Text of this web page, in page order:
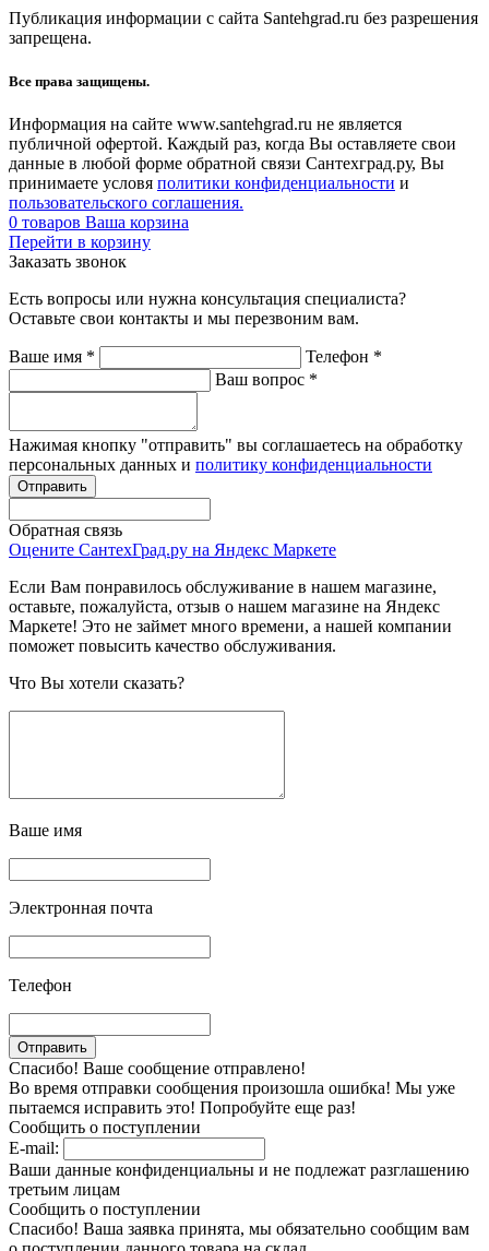
Публикация информации с сайта Santehgrad.ru без разрешения
запрещена.
Все права защищены.
Информация на сайте www.santehgrad.ru не является
публичной офертой. Каждый раз, когда Вы оставляете свои
данные в любой форме обратной связи Сантехград.ру, Вы
принимаете условя политики конфиденциальности и
пользовательского соглашения.
0 товаров Ваша корзина
Перейти в корзину
Заказать звонок
Есть вопросы или нужна консультация специалиста?
Оставьте свои контакты и мы перезвоним вам.
Ваше имя * Телефон *
Ваш вопрос *
Нажимая кнопку "отправить" вы соглашаетесь на обработку
персональных данных и политику конфиденциальности
Обратная связь
Оцените СантехГрад.ру на Яндекс Маркете
Если Вам понравилось обслуживание в нашем магазине,
оставьте, пожалуйста, отзыв о нашем магазине на Яндекс
Маркете! Это не займет много времени, а нашей компании
поможет повысить качество обслуживания.
Что Вы хотели сказать?
Ваше имя
Электронная почта
Телефон
Спасибо! Ваше сообщение отправлено!
Во время отправки сообщения произошла ошибка! Мы уже
пытаемся исправить это! Попробуйте еще раз!
Сообщить о поступлении
E-mail:
Ваши данные конфиденциальны и не подлежат разглашению
третьим лицам
Сообщить о поступлении
Спасибо! Ваша заявка принята, мы обязательно сообщим вам